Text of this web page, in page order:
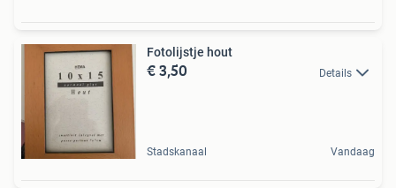
Fotolijstje hout
€ 3,50 Details
Stadskanaal Vandaag